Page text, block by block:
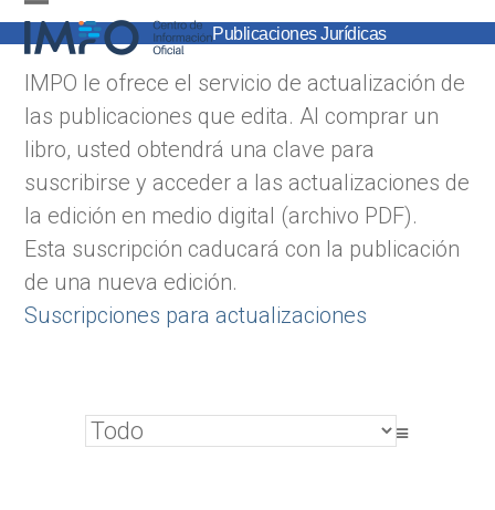
Skip
to
content
Open
mobile
menu
Close
mobile
menu
Publicaciones Jurídicas
IMPO le ofrece el servicio de actualización de
las publicaciones que edita. Al comprar un
libro, usted obtendrá una clave para
suscribirse y acceder a las actualizaciones de
la edición en medio digital (archivo PDF).
Esta suscripción caducará con la publicación
de una nueva edición.
Suscripciones para actualizaciones